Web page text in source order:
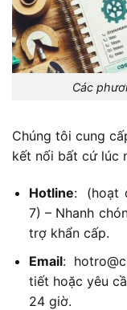
Các
Chúng tôi cung
kết nối bất cứ lúc
Hotline: (hoạt
7) – Nhanh
trợ khẩn cấp.
Email:
tiết hoặc yêu
24 giờ.